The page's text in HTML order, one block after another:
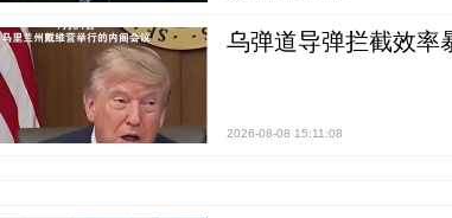
乌弹道导弹拦截效率
2026-08-08 15:11:08